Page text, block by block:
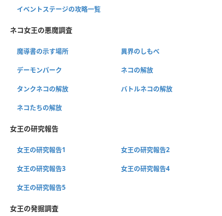
イベントステージの攻略一覧
ネコ女王の悪魔調査
魔導書の示す場所 異界のしもべ
デーモンパーク ネコの解放
タンクネコの解放 バトルネコの解放
ネコたちの解放
女王の研究報告
女王の研究報告1 女王の研究報告2
女王の研究報告3 女王の研究報告4
女王の研究報告5
女王の発掘調査